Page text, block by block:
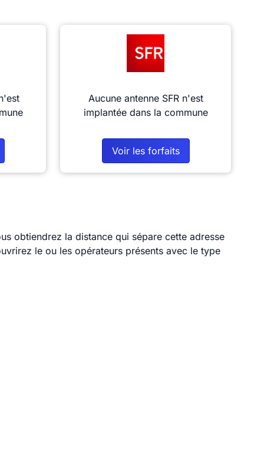
Aucune antenne SFR n'est
implantée dans la commune
Voir les forfaits
obtiendrez la distance qui sépare cette adresse
le ou les opérateurs présents avec le type